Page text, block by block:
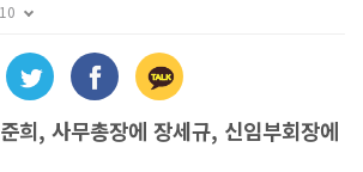
희, 사무총장에 장세규, 신임부회장에